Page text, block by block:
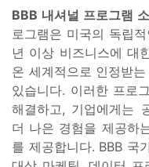
BBB 내셔널 프로그램
로그램은 미국의 독립
년 이상 비즈니스에 대
온 세계적으로 인정받
있습니다. 이러한 프로
해결하고, 기업에게는
더 나은 경험을 제공하
를 제공합니다. BBB 국